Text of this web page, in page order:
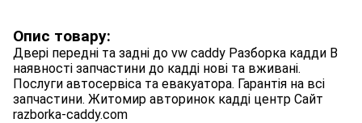
Опис товару:
Двері передні та задні до vw caddy Разборка кадди В
наявності запчастини до кадді нові та вживані.
Послуги автосервіса та евакуатора. Гарантія на всі
запчастини. Житомир авторинок кадді центр Сайт
razborka-caddy.com